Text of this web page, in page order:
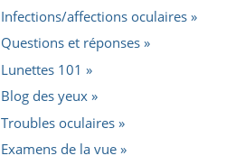
Infections/affections oculaires
Questions et réponses
Lunettes 101
Blog des yeux
Troubles oculaires
Examens de la vue